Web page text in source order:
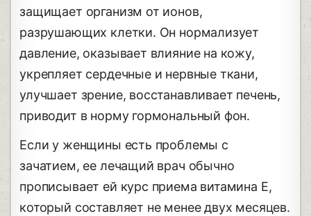
защищает организм от ионов,
разрушающих клетки. Он нормализует
давление, оказывает влияние на кожу,
укрепляет сердечные и нервные ткани,
улучшает зрение, восстанавливает печень,
приводит в норму гормональный фон.
Если у женщины есть проблемы с
зачатием, ее лечащий врач обычно
прописывает ей курс приема витамина Е,
который составляет не менее двух месяцев.